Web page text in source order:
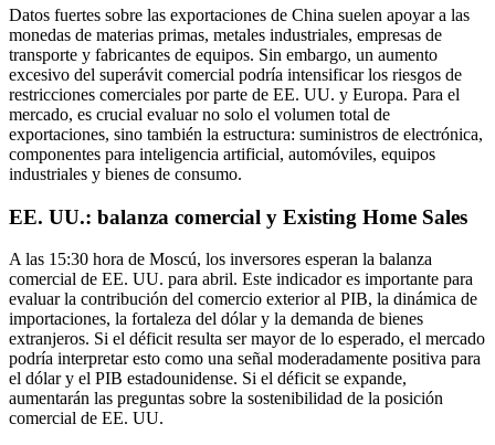
Datos fuertes sobre las exportaciones de China suelen apoyar a las
monedas de materias primas, metales industriales, empresas de
transporte y fabricantes de equipos. Sin embargo, un aumento
excesivo del superávit comercial podría intensificar los riesgos de
restricciones comerciales por parte de EE. UU. y Europa. Para el
mercado, es crucial evaluar no solo el volumen total de
exportaciones, sino también la estructura: suministros de electrónica,
componentes para inteligencia artificial, automóviles, equipos
industriales y bienes de consumo.
EE. UU.: balanza comercial y Existing Home Sales
A las 15:30 hora de Moscú, los inversores esperan la balanza
comercial de EE. UU. para abril. Este indicador es importante para
evaluar la contribución del comercio exterior al PIB, la dinámica de
importaciones, la fortaleza del dólar y la demanda de bienes
extranjeros. Si el déficit resulta ser mayor de lo esperado, el mercado
podría interpretar esto como una señal moderadamente positiva para
el dólar y el PIB estadounidense. Si el déficit se expande,
aumentarán las preguntas sobre la sostenibilidad de la posición
comercial de EE. UU.